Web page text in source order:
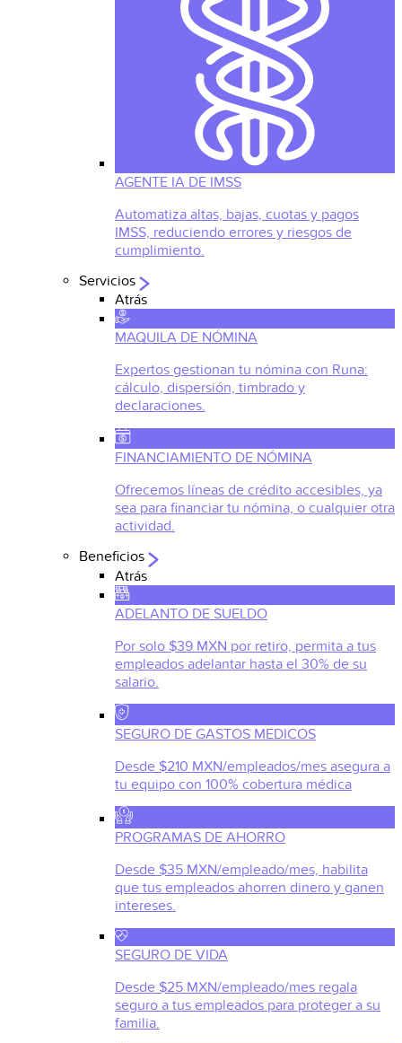
AGENTE IA DE IMSS
Automatiza altas, bajas, cuotas y pagos
IMSS, reduciendo errores y riesgos de
cumplimiento.
Servicios
Atrás
MAQUILA DE NÓMINA
Expertos gestionan tu nómina con Runa:
cálculo, dispersión, timbrado y
declaraciones.
FINANCIAMIENTO DE NÓMINA
Ofrecemos líneas de crédito accesibles, ya
sea para financiar tu nómina, o cualquier otra
actividad.
Beneficios
Atrás
ADELANTO DE SUELDO
Por solo $39 MXN por retiro, permita a tus
empleados adelantar hasta el 30% de su
salario.
SEGURO DE GASTOS MEDICOS
Desde $210 MXN/empleados/mes asegura a
tu equipo con 100% cobertura médica
PROGRAMAS DE AHORRO
Desde $35 MXN/empleado/mes, habilita
que tus empleados ahorren dinero y ganen
intereses.
SEGURO DE VIDA
Desde $25 MXN/empleado/mes regala
seguro a tus empleados para proteger a su
familia.